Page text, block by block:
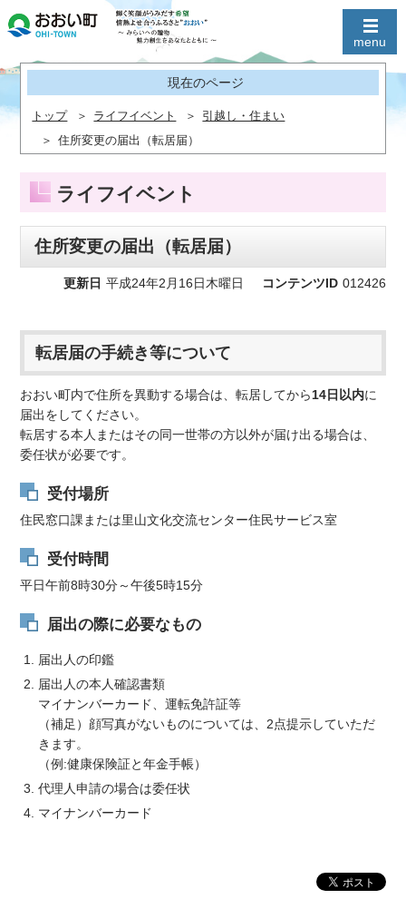
現在のページ
トップ ライフイベント
引越し・住まい
住所変更の届出（転居届）
ライフイベント
住所変更の届出（転居届）
更新日 平成24年2月16日木曜日 コンテンツID 012426
転居届の手続き等について
おおい町内で住所を異動する場合は、転居してから14日以内に
届出をしてください。
転居する本人またはその同一世帯の方以外が届け出る場合は、
委任状が必要です。
受付場所
住民窓口課または里山文化交流センター住民サービス室
受付時間
平日午前8時30分～午後5時15分
届出の際に必要なもの
届出人の印鑑
届出人の本人確認書類
マイナンバーカード、運転免許証等
（補足）顔写真がないものについては、2点提示していただ
きます。
（例:健康保険証と年金手帳）
代理人申請の場合は委任状
マイナンバーカード